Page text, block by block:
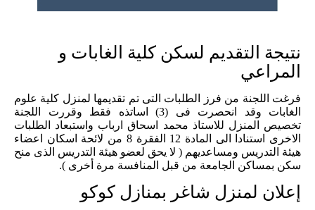
نتيجة التقديم لسكن كلية الغابات و
المراعي
فرغت اللجنة من فرز الطلبات التى تم تقديمها لمنزل كلية علوم
الغابات وقد انحصرت فى (3) اساتذه فقط وقررت اللجنة
تخصيص المنزل للاستاذ محمد اسحاق ارباب واستبعاد الطلبات
الاخرى استنادا الى المادة 12 الفقرة 8 من لائحة اسكان اعضاء
هيئة التدريس ومساعديهم ( لا يحق لعضو هيئة التدريس الذى منح
سكن بمساكن الجامعة من قبل المنافسة مرة أخرى ).
إعلان لمنزل شاغر بمنازل كوكو